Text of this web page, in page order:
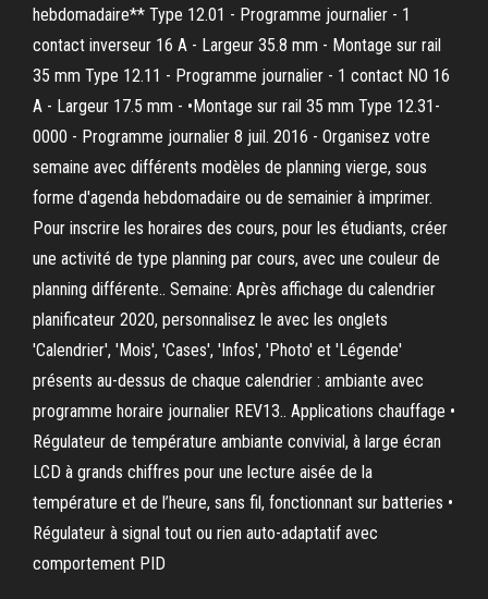
hebdomadaire** Type 12.01 - Programme journalier - 1
contact inverseur 16 A - Largeur 35.8 mm - Montage sur rail
35 mm Type 12.11 - Programme journalier - 1 contact NO 16
A - Largeur 17.5 mm - •Montage sur rail 35 mm Type 12.31-
0000 - Programme journalier 8 juil. 2016 - Organisez votre
semaine avec différents modèles de planning vierge, sous
forme d'agenda hebdomadaire ou de semainier à imprimer.
Pour inscrire les horaires des cours, pour les étudiants, créer
une activité de type planning par cours, avec une couleur de
planning différente.. Semaine: Après affichage du calendrier
planificateur 2020, personnalisez le avec les onglets
'Calendrier', 'Mois', 'Cases', 'Infos', 'Photo' et 'Légende'
présents au-dessus de chaque calendrier : ambiante avec
programme horaire journalier REV13.. Applications chauffage •
Régulateur de température ambiante convivial, à large écran
LCD à grands chiffres pour une lecture aisée de la
température et de l’heure, sans fil, fonctionnant sur batteries •
Régulateur à signal tout ou rien auto-adaptatif avec
comportement PID